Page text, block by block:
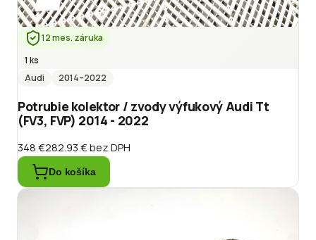
12 mes. záruka
1 ks
Audi
2014–2022
Potrubie kolektor / zvody výfukový Audi Tt
(FV3, FVP) 2014 - 2022
348 €282.93 €bez DPH
Do košíka